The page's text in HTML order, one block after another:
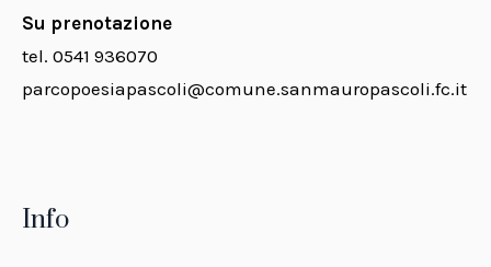
Info
Su prenotazione
tel. 0541 936070
parcopoesiapascoli@comune.sanmauropascoli.fc.it